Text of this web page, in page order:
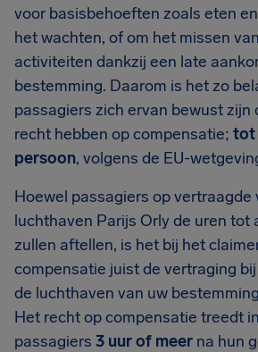
voor basisbehoeften zoals eten
het wachten, of om het missen
activiteiten dankzij een late
bestemming. Daarom is het zo
passagiers zich ervan bewust zijn
recht hebben op compensatie; tot
persoon, volgens de EU-
Hoewel passagiers op
luchthaven Parijs Orly de uren tot
zullen aftellen, is het bij het
compensatie juist de vertraging
de luchthaven van uw
Het recht op compensatie treedt
passagiers 3 uur of meer na hun